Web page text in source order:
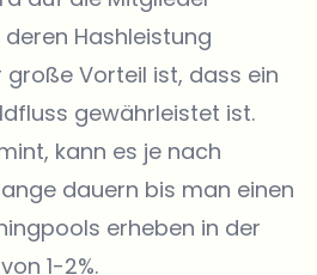
Hashleistung
Vorteil ist, dass ein
gewährleistet ist.
kann es je nach
dauern bis man einen
erheben in der
1-2%.